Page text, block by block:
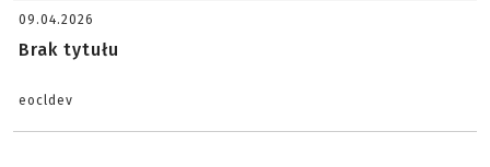
09.04.2026
Brak tytułu
eocldev